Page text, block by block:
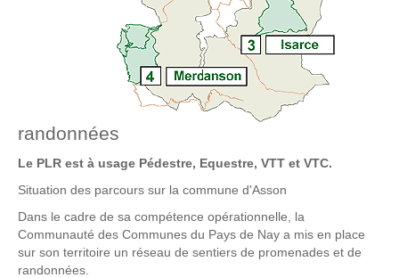
randonnées
Le PLR est à usage Pédestre, Equestre, VTT et VTC.
Situation des parcours sur la commune d'Asson
Dans le cadre de sa compétence opérationnelle, la
Communauté des Communes du Pays de Nay a mis en place
sur son territoire un réseau de sentiers de promenades et de
randonnées.